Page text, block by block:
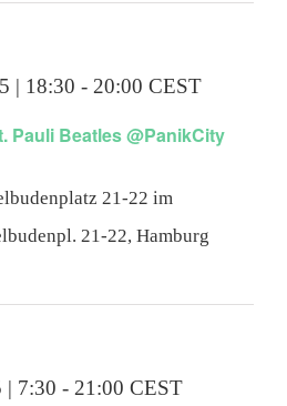
Pauli Beatles @PanikCity
| 18:30 - 20:00 CEST
21-22 im
21-22, Hamburg
| 7:30 - 21:00 CEST